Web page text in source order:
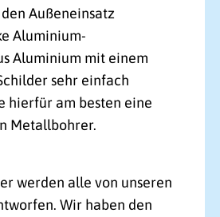
Außeneinsatz
Aluminium-
Aluminium mit einem
sehr einfach
hierfür am besten eine
Metallbohrer.
werden alle von unseren
Wir haben den